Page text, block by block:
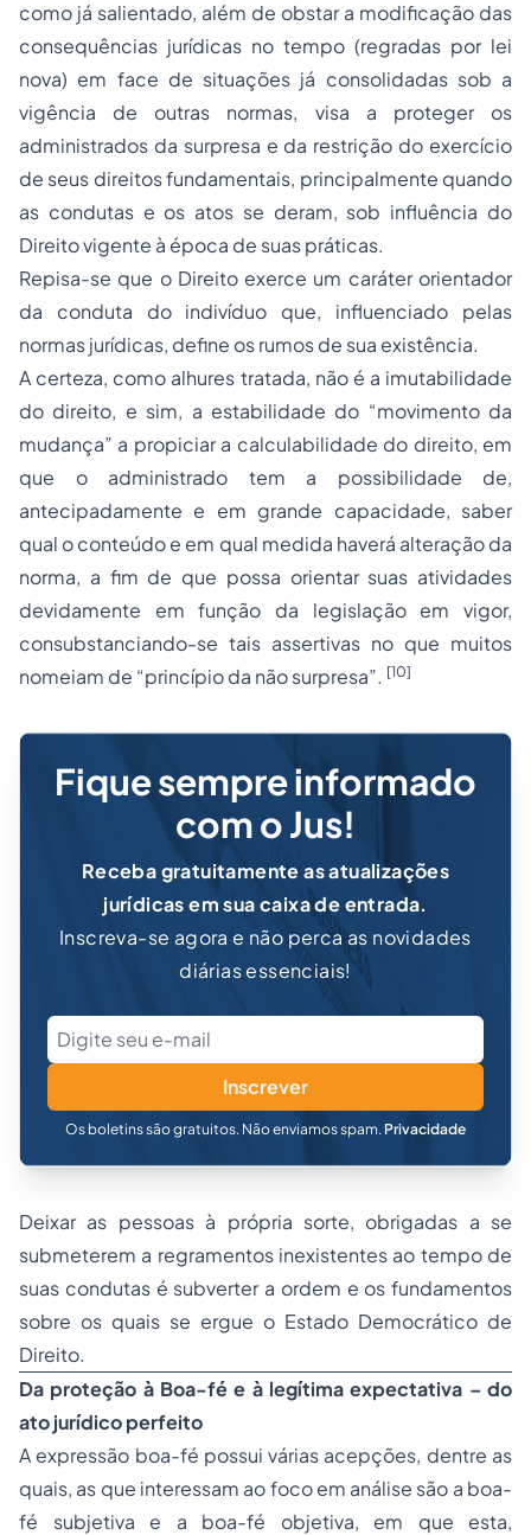
como já salientado, além de obstar a modificação das
consequências jurídicas no tempo (regradas por lei
nova) em face de situações já consolidadas sob a
vigência de outras normas, visa a proteger os
administrados da surpresa e da restrição do exercício
de seus direitos fundamentais, principalmente quando
as condutas e os atos se deram, sob influência do
Direito vigente à época de suas práticas.
Repisa-se que o Direito exerce um caráter orientador
da conduta do indivíduo que, influenciado pelas
normas jurídicas, define os rumos de sua existência.
A certeza, como alhures tratada, não é a imutabilidade
do direito, e sim, a estabilidade do “movimento da
mudança” a propiciar a calculabilidade do direito, em
que o administrado tem a possibilidade de,
antecipadamente e em grande capacidade, saber
qual o conteúdo e em qual medida haverá alteração da
norma, a fim de que possa orientar suas atividades
devidamente em função da legislação em vigor,
consubstanciando-se tais assertivas no que muitos
nomeiam de “princípio da não surpresa”. [10]
Fique sempre informado
com o Jus!
Receba gratuitamente as atualizações
jurídicas em sua caixa de entrada.
Inscreva-se agora e não perca as novidades
diárias essenciais!
Inscrever
Os boletins são gratuitos. Não enviamos spam. Privacidade
Deixar as pessoas à própria sorte, obrigadas a se
submeterem a regramentos inexistentes ao tempo de
suas condutas é subverter a ordem e os fundamentos
sobre os quais se ergue o Estado Democrático de
Direito.
Da proteção à Boa-fé e à legítima expectativa – do
ato jurídico perfeito
A expressão boa-fé possui várias acepções, dentre as
quais, as que interessam ao foco em análise são a boa-
fé subjetiva e a boa-fé objetiva, em que esta,